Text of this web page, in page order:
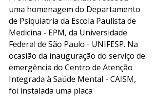
uma homenagem do Departamento
de Psiquiatria da Escola Paulista de
Medicina - EPM, da Universidade
Federal de São Paulo - UNIFESP. Na
ocasião da inauguração do serviço de
emergência do Centro de Atenção
Integrada à Saúde Mental - CAISM,
foi instalada uma placa